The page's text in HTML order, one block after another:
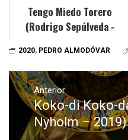
Tengo Miedo Torero
(Rodrigo Sepúlveda -
2020, PEDRO ALMODÓVAR
Navegación
de
entradas
Anterior
Entrada
anterior:
Koko-di Koko-
Nyholm – 2019)